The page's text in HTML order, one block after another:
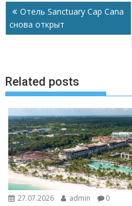
o
k
p
p
g
er
в
и
Навигация
по
записям
Отель Sanctuary Cap Cana
снова открыт
Related posts
27.07.2026 admin 0